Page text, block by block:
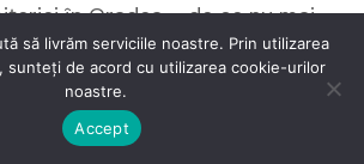
în Oradea – de ce nu mai
o necesitate În ultimii ani,…
să livrăm serviciile noastre. Prin utilizarea
sunteți de acord cu utilizarea cookie-urilor
noastre.
Accept